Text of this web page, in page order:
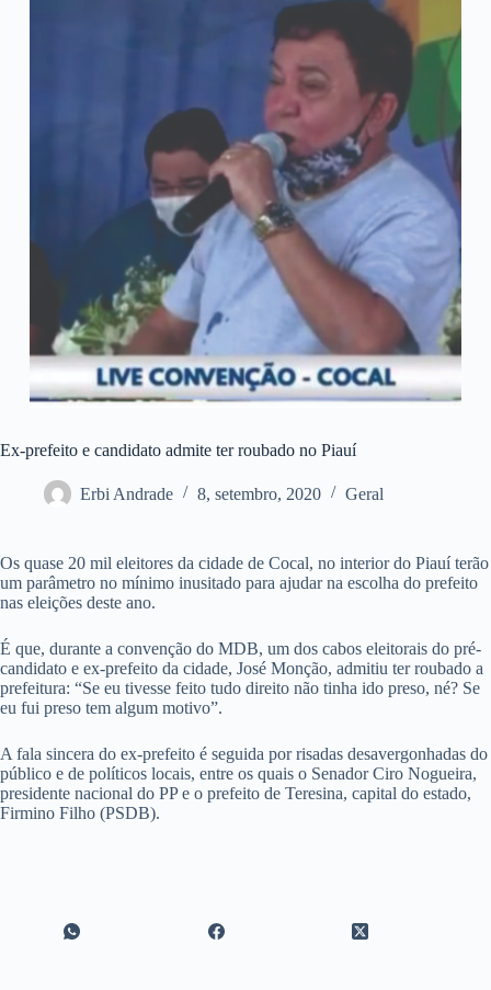
Ex-prefeito e candidato admite ter roubado no Piauí
Erbi Andrade 8, setembro, 2020 Geral
Os quase 20 mil eleitores da cidade de Cocal, no interior do Piauí terão
um parâmetro no mínimo inusitado para ajudar na escolha do prefeito
nas eleições deste ano.
É que, durante a convenção do MDB, um dos cabos eleitorais do pré-
candidato e ex-prefeito da cidade, José Monção, admitiu ter roubado a
prefeitura: “Se eu tivesse feito tudo direito não tinha ido preso, né? Se
eu fui preso tem algum motivo”.
A fala sincera do ex-prefeito é seguida por risadas desavergonhadas do
público e de políticos locais, entre os quais o Senador Ciro Nogueira,
presidente nacional do PP e o prefeito de Teresina, capital do estado,
Firmino Filho (PSDB).